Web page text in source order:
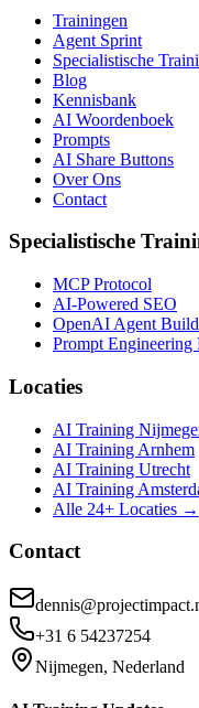
Trainingen
Agent Sprint
Specialistische
Blog
Kennisbank
AI Woordenboek
Prompts
AI Share Buttons
Over Ons
Contact
Specialistische
MCP Protocol
AI-Powered SEO
OpenAI Agent
Prompt Engineering
Locaties
AI Training
AI Training Arnhem
AI Training Utrecht
AI Training
Alle 24+ Locaties →
Contact
+31 6 54237254
Nijmegen, Nederland